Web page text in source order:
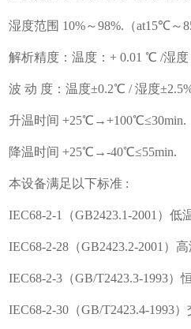
湿度范围 10%～98%.（at15℃～
解析精度：温度：+ 0.01 ℃ /湿度
波 动 度：温度±0.2℃ / 湿度
升温时间 +25℃→+100℃≤30min.
降温时间 +25℃→-40℃≤55min.
本设备满足以下标准 :
IEC68-2-1（GB2423.1-2001）低
IEC68-2-28（GB2423.2-2001）
IEC68-2-3（GB/T2423.3-1993）
IEC68-2-30（GB/T2423.4-1993